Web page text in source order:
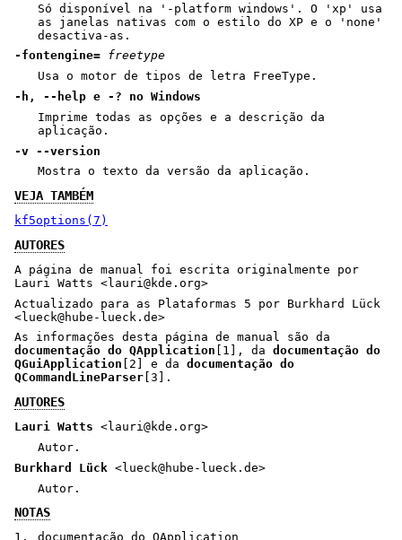
Só disponível na '-platform windows'. O 'xp' usa
as janelas nativas com o estilo do XP e o 'none'
desactiva-as.
-fontengine= freetype
Usa o motor de tipos de letra FreeType.
-h, --help e -? no Windows
Imprime todas as opções e a descrição da
aplicação.
-v --version
Mostra o texto da versão da aplicação.
VEJA TAMBÉM
kf5options(7)
AUTORES
A página de manual foi escrita originalmente por
Lauri Watts <lauri@kde.org>
Actualizado para as Plataformas 5 por Burkhard Lück
<lueck@hube-lueck.de>
As informações desta página de manual são da
documentação do QApplication [1], da documentação do
QGuiApplication [2] e da documentação do
QCommandLineParser [3].
AUTORES
Lauri Watts <lauri@kde.org>
Autor.
Burkhard Lück <lueck@hube-lueck.de>
Autor.
NOTAS
1. documentação do QApplication